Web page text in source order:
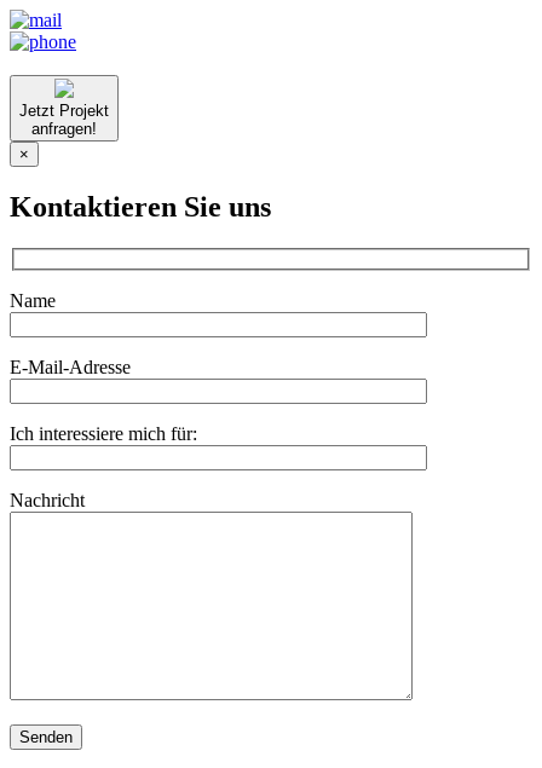
Jetzt Projekt
anfragen!
×
Kontaktieren Sie uns
Name
E-Mail-Adresse
Ich interessiere mich für:
Nachricht